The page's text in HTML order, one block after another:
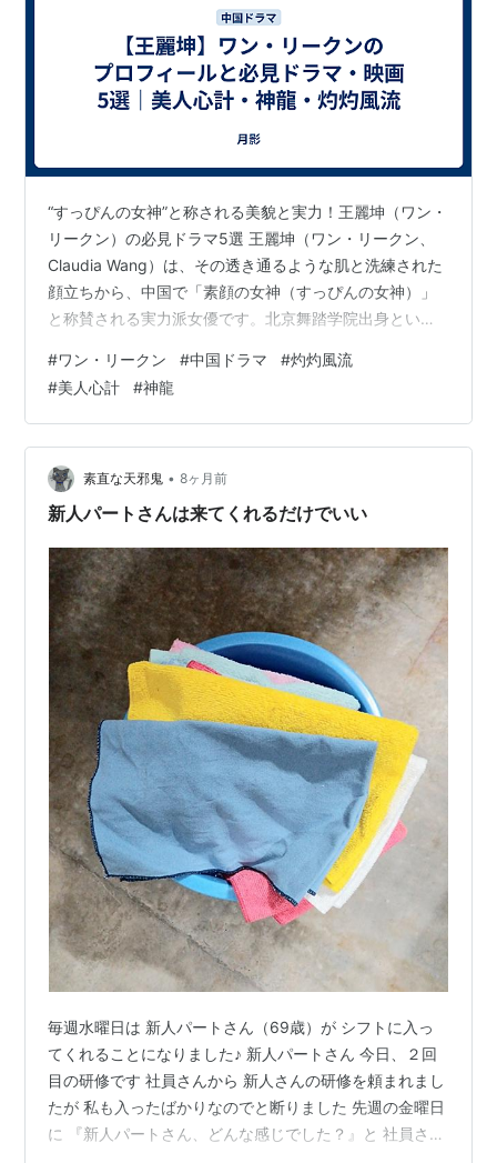
“すっぴんの女神”と称される美貌と実力！王麗坤（ワン・
リークン）の必見ドラマ5選 王麗坤（ワン・リークン、
Claudia Wang）は、その透き通るような肌と洗練された
顔立ちから、中国で「素顔の女神（すっぴんの女神）」
と称賛される実力派女優です。北京舞踏学院出身という
いは、時代劇の古装（衣装）姿をより一層美しく際立た
せます。 www.youtube.com クールビューティーな役柄
から、妖艶な悪女、そして知的なヒロインまで幅広く演
じ分ける彼女。今回は、日本国内で視聴可能な彼女の出
演作の中から、キャリアの変遷を感じられる必見の5作品
を放映順にご紹…
#ワン・リークン #中国ドラマ #灼灼風流
#美人心計 #神龍
素直な天邪鬼 • 8ヶ月前
新人パートさんは来てくれるだけでいい
毎週水曜日は 新人パートさん（69歳）が シフトに入っ
てくれることになりました♪ 新人パートさん 今日、２回
目の研修です 社員さんから 新人さんの研修を頼まれまし
たが 私も入ったばかりなのでと断りました 先週の金曜日
に 『新人パートさん、どんな感じでした？』と 社員さん